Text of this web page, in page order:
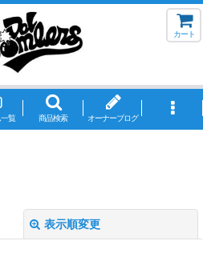
カート
覧 商品検索 オーナーブログ
表示順変更